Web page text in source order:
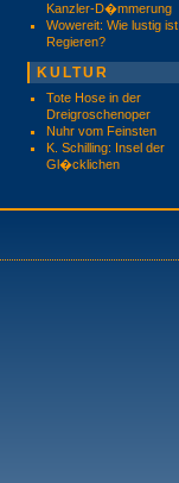
Kanzler-D�mmerung
Wowereit: Wie lustig ist
Regieren?
KULTUR
Tote Hose in der
Dreigroschenoper
Nuhr vom Feinsten
K. Schilling: Insel der
Gl�cklichen